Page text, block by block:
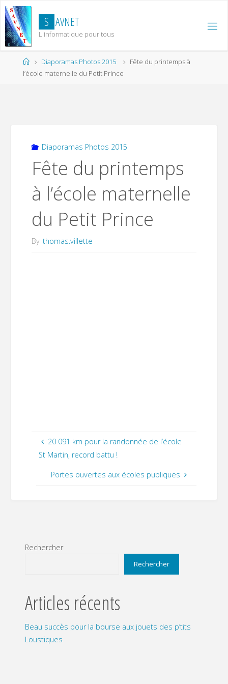
Skip
to
content
S AVNET
L'informatique pour tous
HomeDiaporamas Photos 2015
Fête du printemps à
l’école maternelle du Petit Prince
Diaporamas Photos 2015
Fête du printemps
à l’école maternelle
du Petit Prince
By thomas.villette
20 091 km pour la randonnée de l’école
St Martin, record battu !
Portes ouvertes aux écoles publiques
Rechercher
Rechercher
Articles récents
Beau succès pour la bourse aux jouets des p’tits
Loustiques